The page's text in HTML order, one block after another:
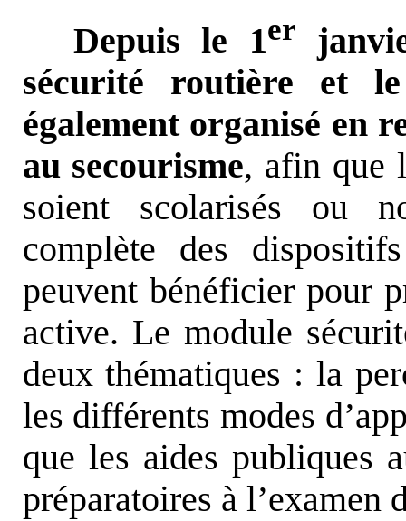
Depuis le 1er
sécurité routière et
également organisé en
au secourisme, afin que
soient scolarisés ou
complète des
peuvent bénéficier pour
active. Le module
deux thématiques : la
les différents modes
que les aides publiques
préparatoires à l’examen